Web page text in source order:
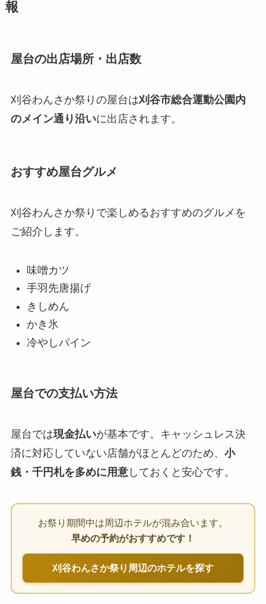
報
屋台の出店場所・出店数
刈谷わんさか祭りの屋台は刈谷市総合運動公園内
のメイン通り沿いに出店されます。
おすすめ屋台グルメ
刈谷わんさか祭りで楽しめるおすすめのグルメを
ご紹介します。
味噌カツ
手羽先唐揚げ
きしめん
かき氷
冷やしパイン
屋台での支払い方法
屋台では現金払いが基本です。キャッシュレス決
済に対応していない店舗がほとんどのため、 小
銭・千円札を多めに用意しておくと安心です。
お祭り期間中は周辺ホテルが混み合います。
早めの予約がおすすめです！
刈谷わんさか祭り周辺のホテルを探す